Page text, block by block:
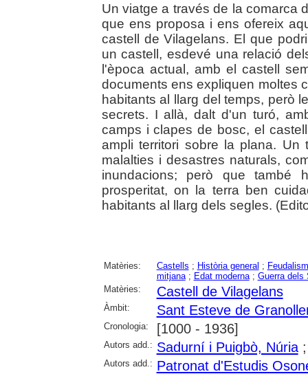
Un viatge a través de la comarca
que ens proposa i ens ofereix
castell de Vilagelans. El que
un castell, esdevé una relació
l'època actual, amb el castell
documents ens expliquen moltes
habitants al llarg del temps, però
secrets. I allà, dalt d'un turó,
camps i clapes de bosc, el
ampli territori sobre la plana. Un
malalties i desastres naturals,
inundacions; però que
prosperitat, on la terra ben
habitants al llarg dels segles.
Matèries: Castells ; Història general ;
mitjana; Edat moderna; Guerra dels
Matèries:
Castell de Vilagelans
Àmbit: Sant Esteve de
Cronologia: [1000 - 1936]
Autors add.: Sadurní i Puigbò, Núria
Autors add.: Patronat d'Estudis